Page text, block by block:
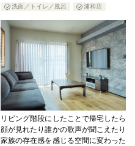
洗面／トイレ／風呂
浦和店
リビング階段にしたことで帰宅したら
顔が見れたり誰かの歌声が聞こえたり
家族の存在感を感じる空間に変わった